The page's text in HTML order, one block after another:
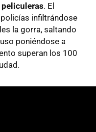
. El
infiltrándose
la gorra, saltando
poniéndose a
superan los 100